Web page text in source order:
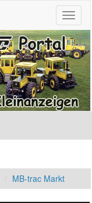
MB-trac Markt